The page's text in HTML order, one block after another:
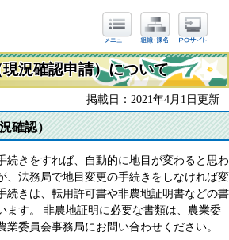
況確認申請）について
掲載日：2021年4月1日更新
確認）
続きをすれば、自動的に地目が変わると思わ
、法務局で地目変更の手続きをしなければ変
続きは、転用許可書や非農地証明書などの書
ます。 非農地証明に必要な書類は、農業委
業委員会事務局にお問い合わせください。